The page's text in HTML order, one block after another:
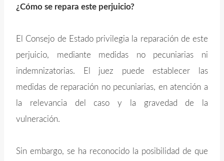
¿Cómo se repara este perjuicio?
El Consejo de Estado privilegia la reparación de este
perjuicio, mediante medidas no pecuniarias ni
indemnizatorias. El juez puede establecer las
medidas de reparación no pecuniarias, en atención a
la relevancia del caso y la gravedad de la
vulneración.
Sin embargo, se ha reconocido la posibilidad de que